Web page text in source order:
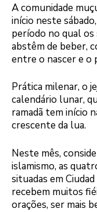
A comunidade
início neste sábado,
período no qual os
abstêm de beber,
entre o nascer e o
Prática milenar, o
calendário lunar,
ramadã tem início
crescente da lua.
Neste mês,
islamismo, as
situadas em
recebem muitos
orações, ser mais